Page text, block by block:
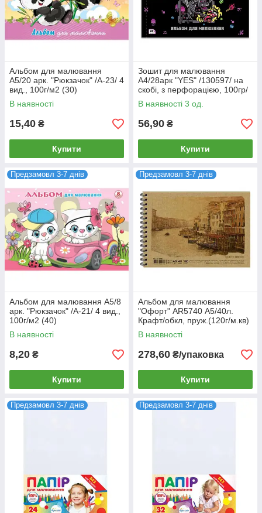
Альбом для малювання
А5/20 арк. "Рюкзачок" /А-23/ 4
вид., 100г/м2 (30)
В наявності
15,40 ₴
Купити
Зошит для малювання
А4/28арк "YES" /130597/ на
скобі, з перфорацією, 100гр/
м2, Minecraft (4/96)
В наявності 3 од.
56,90 ₴
Купити
Предзамовл 3-7 днів
Альбом для малювання А5/8
арк. "Рюкзачок" /А-21/ 4 вид.,
100г/м2 (40)
В наявності
8,20 ₴
Купити
Предзамовл 3-7 днів
Альбом для малювання
"Офорт" AR5740 А5/40л.
Крафт/обкл, пруж.(120г/м.кв)
(5/100)
В наявності
278,60 ₴/упаковка
Купити
Предзамовл 3-7 днів Предзамовл 3-7 днів